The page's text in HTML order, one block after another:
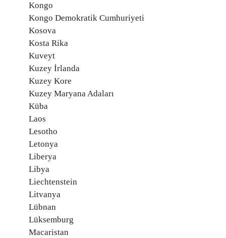
Kongo
Kongo Demokratik Cumhuriyeti
Kosova
Kosta Rika
Kuveyt
Kuzey İrlanda
Kuzey Kore
Kuzey Maryana Adaları
Küba
Laos
Lesotho
Letonya
Liberya
Libya
Liechtenstein
Litvanya
Lübnan
Lüksemburg
Macaristan